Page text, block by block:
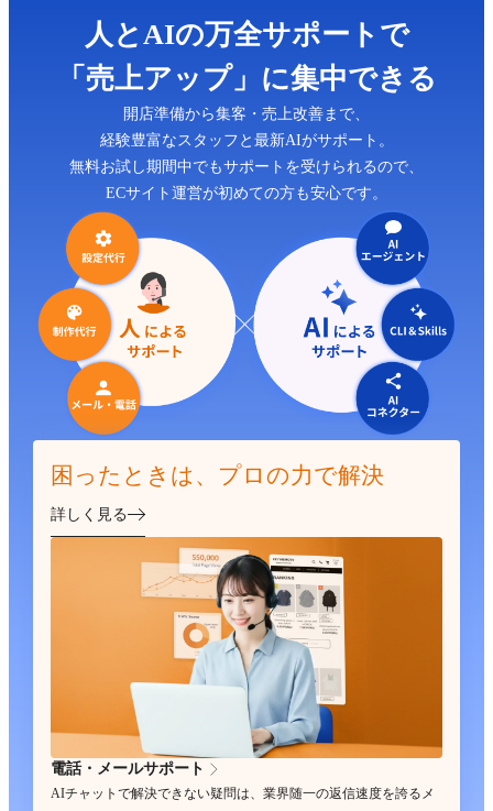
人とAIの万全サポートで
「売上アップ」に集中できる
開店準備から集客・売上改善まで、
経験豊富なスタッフと最新AIがサポート。
無料お試し期間中でもサポートを受けられるので、
ECサイト運営が初めての方も安心です。
困ったときは、プロの力で解決
詳しく見る
電話・メールサポート
AIチャットで解決できない疑問は、業界随一の返信速度を誇るメ